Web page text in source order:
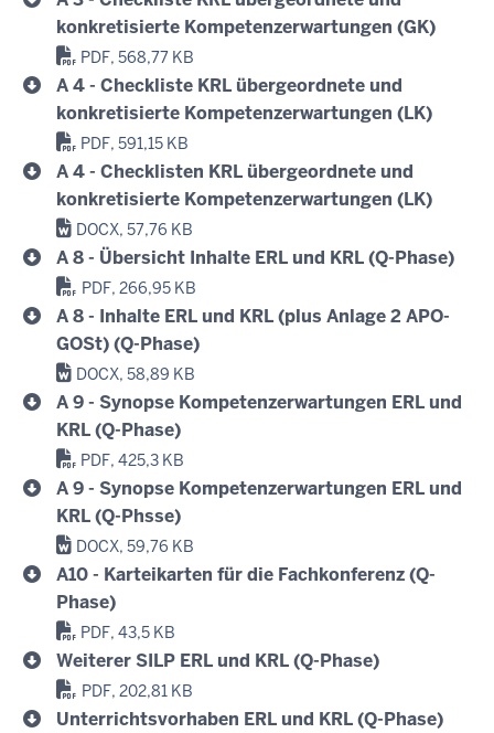
konkretisierte Kompetenzerwartungen (GK)
PDF, 568,77 KB
A 4 - Checkliste KRL übergeordnete und
konkretisierte Kompetenzerwartungen (LK)
PDF, 591,15 KB
A 4 - Checklisten KRL übergeordnete und
konkretisierte Kompetenzerwartungen (LK)
DOCX, 57,76 KB
A 8 - Übersicht Inhalte ERL und KRL (Q-Phase)
PDF, 266,95 KB
A 8 - Inhalte ERL und KRL (plus Anlage 2 APO-
GOSt) (Q-Phase)
DOCX, 58,89 KB
A 9 - Synopse Kompetenzerwartungen ERL und
KRL (Q-Phase)
PDF, 425,3 KB
A 9 - Synopse Kompetenzerwartungen ERL und
KRL (Q-Phsse)
DOCX, 59,76 KB
A10 - Karteikarten für die Fachkonferenz (Q-
Phase)
PDF, 43,5 KB
Weiterer SILP ERL und KRL (Q-Phase)
PDF, 202,81 KB
Unterrichtsvorhaben ERL und KRL (Q-Phase)